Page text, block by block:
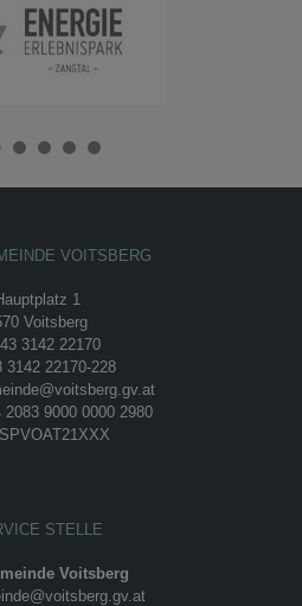
VOITSBERG
1
Voitsberg
3142 22170
3142 22170-228
2083 9000 0000 2980
STELLE
Voitsberg